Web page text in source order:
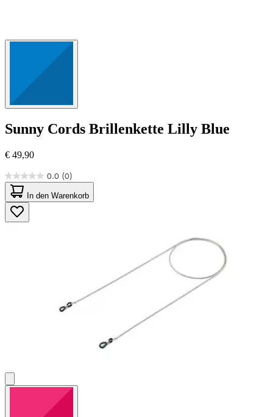
Sunny Cords Brillenkette Lilly Blue
€ 49,90
0.0 (0)
0.0
von
5
Sternen.
In den Warenkorb